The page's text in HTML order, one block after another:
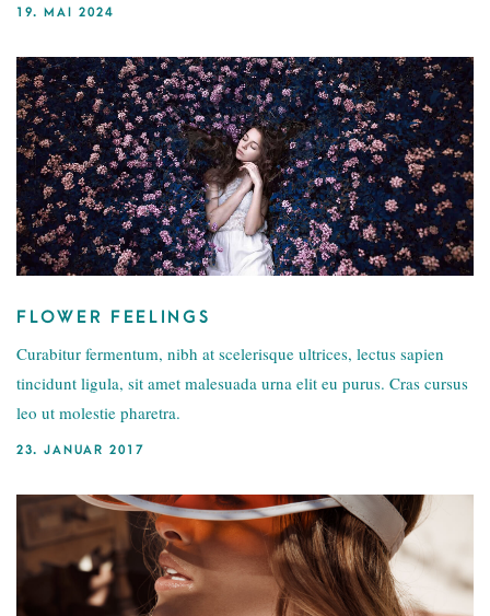
19. MAI 2024
FLOWER FEELINGS
Curabitur fermentum, nibh at scelerisque ultrices, lectus sapien
tincidunt ligula, sit amet malesuada urna elit eu purus. Cras cursus
leo ut molestie pharetra.
23. JANUAR 2017